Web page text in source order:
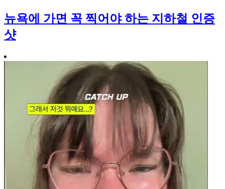
뉴욕에 가면 꼭 찍어야 하는 지하철 인증
샷